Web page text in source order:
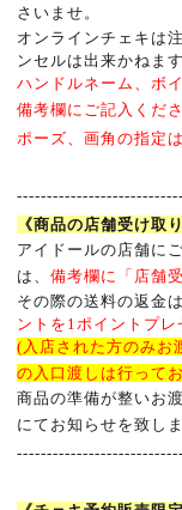
さいませ。
オンラインチェキは
ンセルは出来かねま
ハンドルネーム、ボ
備考欄にご記入くださ
ポーズ、画角の指定
《商品の店舗受け取
アイドールの店舗に
は、備考欄に「店舗
その際の送料の返金
ントを 1ポイントプレ
(入店された方のみお
の入口渡しは行って
商品の準備が整いお
にてお知らせを致しま